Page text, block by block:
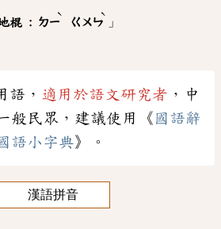
棍 : ㄉㄧ
ˋ
ㄍㄨㄣ
ˋ
」
語， 適用於語文研究者 ，中
般民眾，建議使用《 國語辭
語小字典》。
漢語拼音